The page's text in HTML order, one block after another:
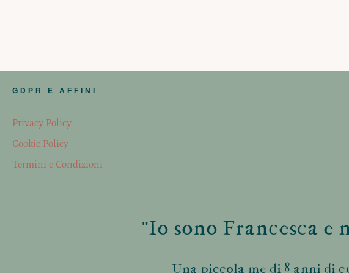
GDPR E AFFINI
Privacy Policy
Cookie Policy
Termini e Condizioni
"Io sono Francesca e
Una piccola me di 8 anni di